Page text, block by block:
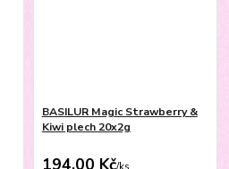
BASILUR Magic Strawberry &
Kiwi plech 20x2g
194,00 Kč